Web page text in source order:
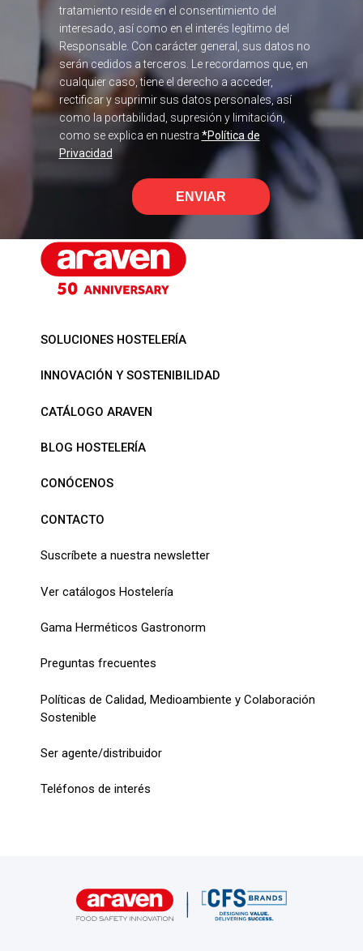
tratamiento reside en el consentimiento del
interesado, así como en el interés legítimo del
Responsable. Con carácter general, sus datos no
serán cedidos a terceros. Le recordamos que, en
cualquier caso, tiene el derecho a acceder,
rectificar y suprimir sus datos personales, así
como la portabilidad, supresión y limitación,
como se explica en nuestra *Política de
Privacidad
ENVIAR
SOLUCIONES HOSTELERÍA
INNOVACIÓN Y SOSTENIBILIDAD
CATÁLOGO ARAVEN
BLOG HOSTELERÍA
CONÓCENOS
CONTACTO
Suscríbete a nuestra newsletter
Ver catálogos Hostelería
Gama Herméticos Gastronorm
Preguntas frecuentes
Políticas de Calidad, Medioambiente y Colaboración
Sostenible
Ser agente/distribuidor
Teléfonos de interés